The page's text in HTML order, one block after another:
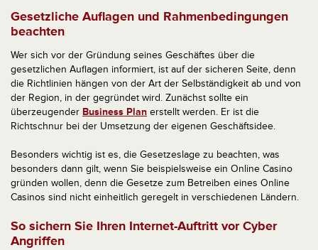
Gesetzliche Auflagen und Rahmenbedingungen
beachten
Wer sich vor der Gründung seines Geschäftes über die
gesetzlichen Auflagen informiert, ist auf der sicheren Seite, denn
die Richtlinien hängen von der Art der Selbständigkeit ab und von
der Region, in der gegründet wird. Zunächst sollte ein
überzeugender Business Plan erstellt werden. Er ist die
Richtschnur bei der Umsetzung der eigenen Geschäftsidee.
Besonders wichtig ist es, die Gesetzeslage zu beachten, was
besonders dann gilt, wenn Sie beispielsweise ein Online Casino
gründen wollen, denn die Gesetze zum Betreiben eines Online
Casinos sind nicht einheitlich geregelt in verschiedenen Ländern.
So sichern Sie Ihren Internet-Auftritt vor Cyber
Angriffen